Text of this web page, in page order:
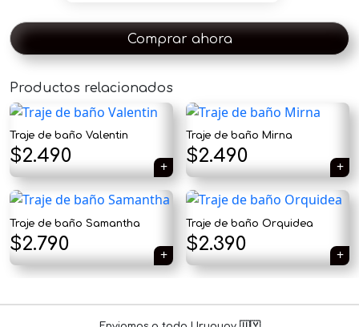
Comprar ahora
Productos relacionados
Traje de baño Valentin
$2.490
Traje de baño Mirna
$2.490
Traje de baño Samantha
$2.790
Traje de baño Orquidea
$2.390
Tu carrito está vacío.
Agregá un producto y aparecerá acá
automáticamente.